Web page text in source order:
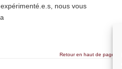
nous vous
Retour en haut de page